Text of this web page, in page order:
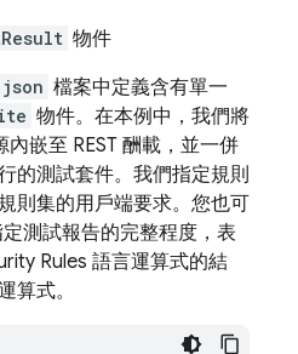
物件
檔案中定義含有單一
物件。在本例中，我們將
內嵌至 REST 酬載，並一併
的測試套件。我們指定規則
則集的用戶端要求。您也可
測試報告的完整程度，表
Rules 語言運算式的結
算式。